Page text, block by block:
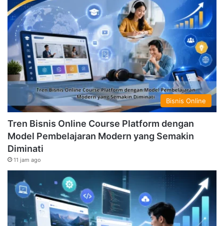
Bisnis Online
Tren Bisnis Online Course Platform dengan
Model Pembelajaran Modern yang Semakin
Diminati
11 jam ago